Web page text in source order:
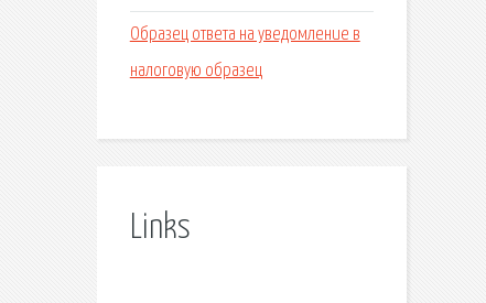
Образец ответа на уведомление в
налоговую образец
Links